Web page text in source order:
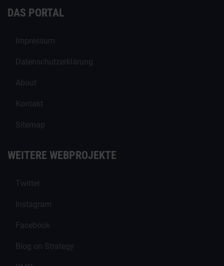
DAS PORTAL
Impressum
Datenschutzerklärung
About
Kontakt
Sitemap
WEITERE WEBPROJEKTE
Twitter
Instagram
Facebook
Blog on Strategy